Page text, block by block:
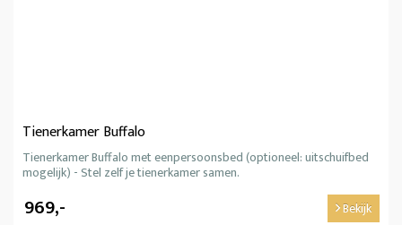
Tienerkamer Buffalo
Tienerkamer Buffalo met eenpersoonsbed (optioneel: uitschuifbed
mogelijk) - Stel zelf je tienerkamer samen.
969,- Bekijk